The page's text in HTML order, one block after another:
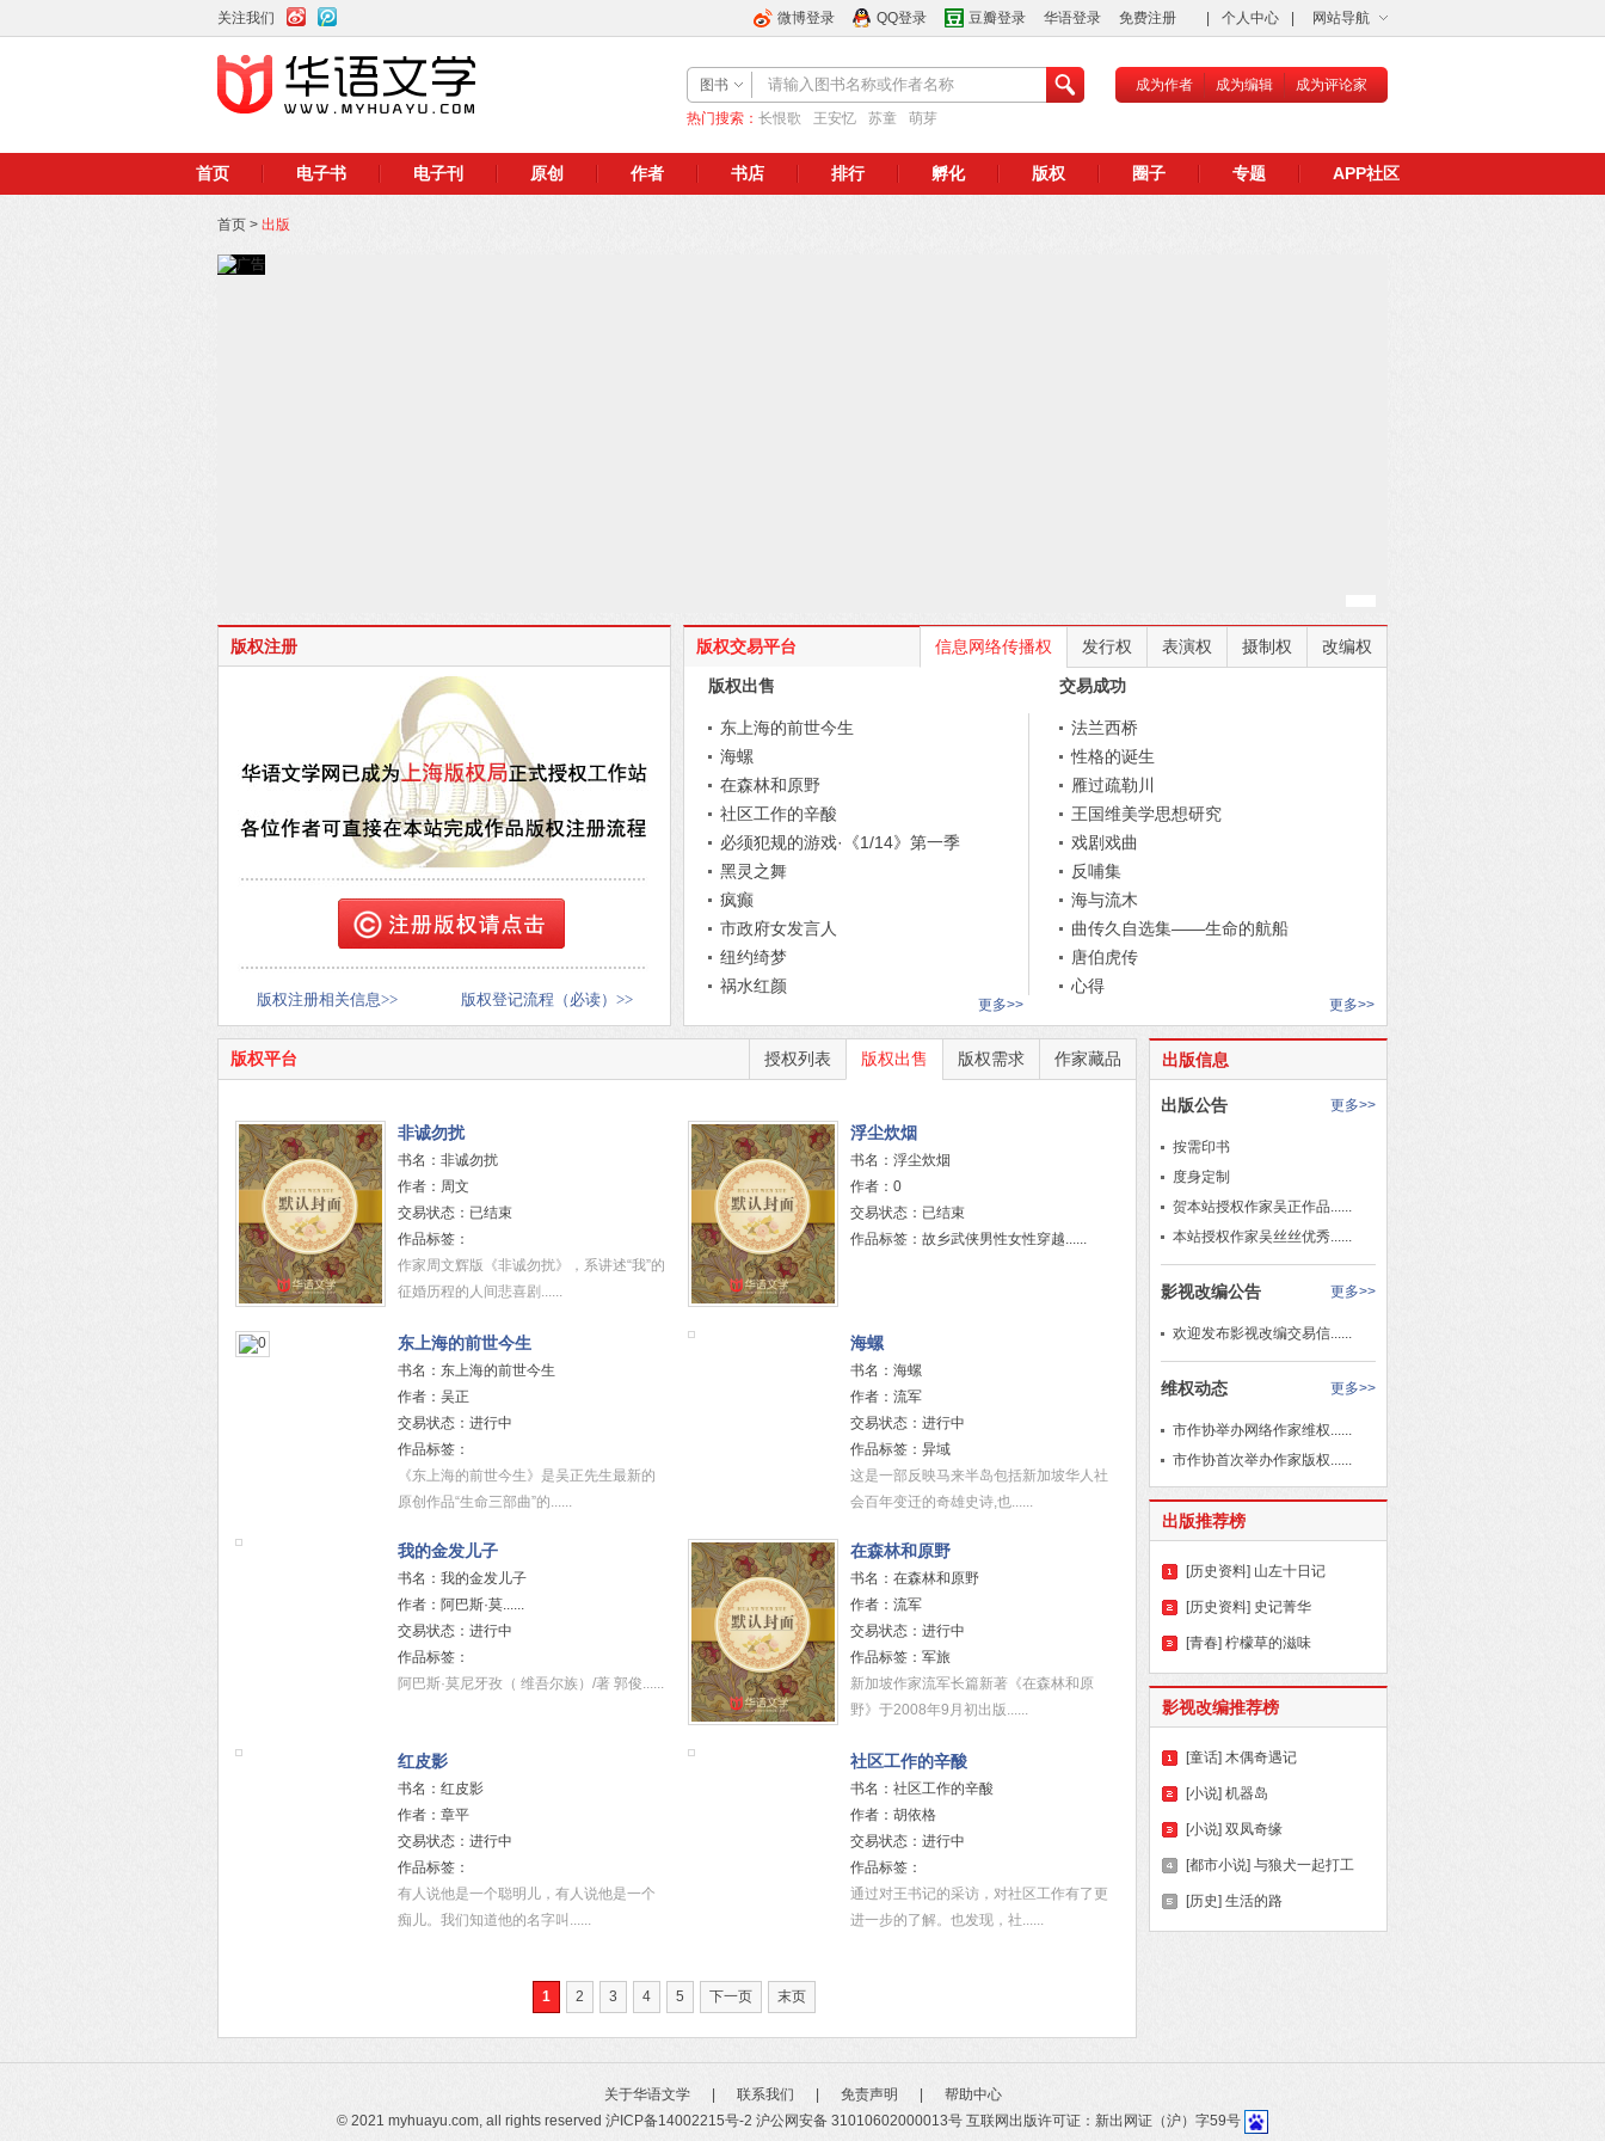
关注我们 个人中心 网站导航
微博登录 QQ登录 豆瓣登录 华语登录 免费注册
成为作者 成为编辑 成为评论家
图书
热门搜索： 长恨歌 王安忆 苏童 萌芽
首页 电子书 电子刊 原创 作者 书店 排行 孵化 版权 圈子 专题 APP社区
首页 > 出版
版权注册
版权注册相关信息>> 版权登记流程（必读）>>
版权交易平台 信息网络传播权 发行权 表演权 摄制权 改编权
版权出售
东上海的前世今生
海螺
在森林和原野
社区工作的辛酸
必须犯规的游戏·《1/14》第一季
黑灵之舞
疯癫
市政府女发言人
纽约绮梦
祸水红颜
新西游记
更多>>
交易成功
法兰西桥
性格的诞生
雁过疏勒川
王国维美学思想研究
戏剧戏曲
反哺集
海与流木
曲传久自选集——生命的航船
唐伯虎传
心得
苦楝树
更多>>
版权平台 授权列表 版权出售 版权需求 作家藏品
非诚勿扰
书名：非诚勿扰
作者：周文
交易状态：已结束
作品标签：
作家周文辉版《非诚勿扰》，系讲述“我”的
征婚历程的人间悲喜剧......
浮尘炊烟
书名：浮尘炊烟
作者：0
交易状态：已结束
作品标签：故乡武侠男性女性穿越......
东上海的前世今生
书名：东上海的前世今生
作者：吴正
交易状态：进行中
作品标签：
《东上海的前世今生》是吴正先生最新的
原创作品“生命三部曲”的......
海螺
书名：海螺
作者：流军
交易状态：进行中
作品标签：异域
这是一部反映马来半岛包括新加坡华人社
会百年变迁的奇雄史诗,也......
我的金发儿子
书名：我的金发儿子
作者：阿巴斯·莫......
交易状态：进行中
作品标签：
阿巴斯·莫尼牙孜（ 维吾尔族）/著 郭俊......
在森林和原野
书名：在森林和原野
作者：流军
交易状态：进行中
作品标签：军旅
新加坡作家流军长篇新著《在森林和原
野》于2008年9月初出版......
红皮影
书名：红皮影
作者：章平
交易状态：进行中
作品标签：
有人说他是一个聪明儿，有人说他是一个
痴儿。我们知道他的名字叫......
社区工作的辛酸
书名：社区工作的辛酸
作者：胡依格
交易状态：进行中
作品标签：
通过对王书记的采访，对社区工作有了更
进一步的了解。也发现，社......
1 2 3 4 5 下一页 末页
出版信息
更多>>
出版公告
按需印书
度身定制
贺本站授权作家吴正作品......
本站授权作家吴丝丝优秀......
更多>>
影视改编公告
欢迎发布影视改编交易信......
更多>>
维权动态
市作协举办网络作家维权......
市作协首次举办作家版权......
出版推荐榜
[历史资料] 山左十日记
[历史资料] 史记菁华
[青春] 柠檬草的滋味
影视改编推荐榜
[童话] 木偶奇遇记
[小说] 机器岛
[小说] 双凤奇缘
[都市小说] 与狼犬一起打工
[历史] 生活的路
关于华语文学 联系我们 免责声明
帮助中心
© 2021 myhuayu.com, all rights reserved 沪ICP备14002215号-2 沪公网安备 31010602000013号 互联网出版许可证：新出网证（沪）字59号